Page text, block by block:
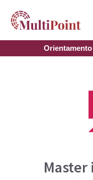
contenuto
Master